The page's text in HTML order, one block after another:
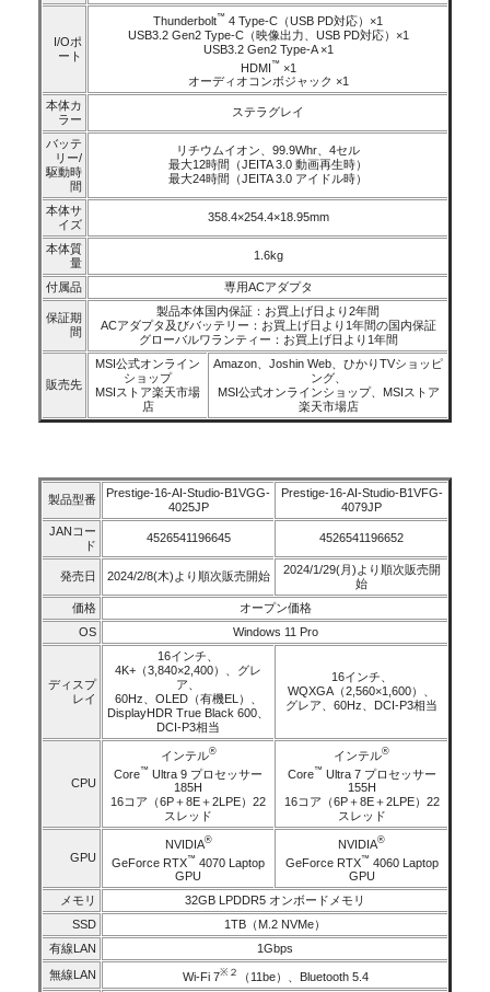
I/Oポ
ート
Thunderbolt™ 4 Type-C（USB PD対応）×1
USB3.2 Gen2 Type-C（映像出力、USB PD対応）×1
USB3.2 Gen2 Type-A ×1
HDMI™ ×1
オーディオコンボジャック ×1
本体カ
ラー
ステラグレイ
バッテ
リー/
駆動時
間
リチウムイオン、99.9Whr、4セル
最大12時間（JEITA 3.0 動画再生時）
最大24時間（JEITA 3.0 アイドル時）
本体サ
イズ
358.4×254.4×18.95mm
本体質
量
1.6kg
付属品 専用ACアダプタ
保証期
間
製品本体国内保証：お買上げ日より2年間
ACアダプタ及びバッテリー：お買上げ日より1年間の国内保証
グローバルワランティー：お買上げ日より1年間
販売先
MSI公式オンライン
ショップ
MSIストア楽天市場
店
Amazon、Joshin Web、ひかりTVショッピ
ング、
MSI公式オンラインショップ、MSIストア
楽天市場店
製品型番
Prestige-16-AI-Studio-B1VGG-
4025JP
Prestige-16-AI-Studio-B1VFG-
4079JP
JANコー
ド
4526541196645 4526541196652
発売日 2024/2/8(木)より順次販売開始
2024/1/29(月)より順次販売開
始
価格
オープン価格
OS
Windows 11 Pro
ディスプ
レイ
16インチ、
4K+（3,840×2,400）、グレ
ア、
60Hz、OLED（有機EL）、
DisplayHDR True Black 600、
DCI-P3相当
16インチ、
WQXGA（2,560×1,600）、
グレア、60Hz、DCI-P3相当
CPU
インテル®
Core™ Ultra 9 プロセッサー
185H
16コア（6P＋8E＋2LPE）22
スレッド
インテル®
Core™ Ultra 7 プロセッサー
155H
16コア（6P＋8E＋2LPE）22
スレッド
GPU
NVIDIA®
GeForce RTX™ 4070 Laptop
GPU
NVIDIA®
GeForce RTX™ 4060 Laptop
GPU
メモリ
32GB LPDDR5 オンボードメモリ
SSD
1TB（M.2 NVMe）
有線LAN
1Gbps
無線LAN
Wi-Fi 7※２
（11be）、Bluetooth 5.4